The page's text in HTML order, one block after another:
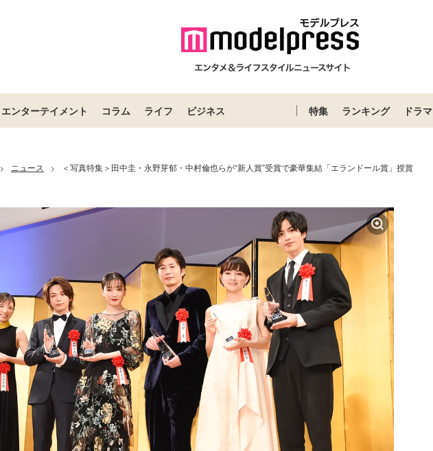
エンターテイメント コラム ライフ ビジネス 特集 ランキング ドラマ
> ニュース >
＜写真特集＞田中圭・永野芽郁・中村倫也らが“新人賞”受賞で豪華集結「エランドール賞」授賞